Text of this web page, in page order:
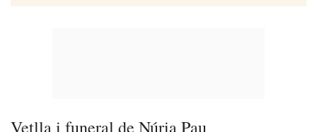
Vetlla i funeral de Núria Pau